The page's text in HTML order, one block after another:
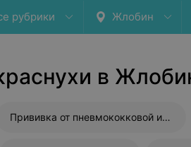
рубрики Жлобин
в
Прививка от пневмококковой инфекции